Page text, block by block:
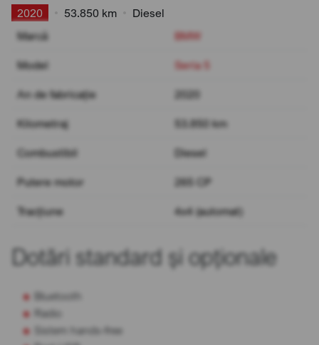
2020 53.850 km
Diesel
Marcă
BMW
Model Seria 5
An de fabricație 2020
Kilometraj 53.850 km
Combustibil Diesel
Putere motor 265 CP
Tracțiune 4x4 (automat)
Dotări standard și opționale
Bluetooth
Radio
Sistem hands-free